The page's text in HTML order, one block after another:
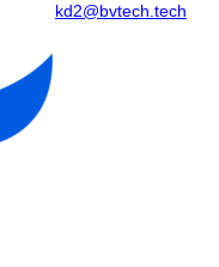
kd2@bvtech.tech